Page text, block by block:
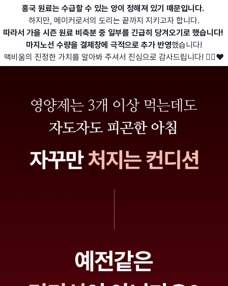
홍국 원료는 수급할 수 있는 양이 정해져 있기 때문입니다.
하지만, 메이커로서의 도리는 끝까지 지키고자 합니다.
따라서 가을 시즌 원료 비축분 중 일부를 긴급히 당겨오기로 했습니다!
마지노선 수량을 결제창에 극적으로 추가 반영했습니다!
맥비움의 진정한 가치를 알아봐 주셔서 진심으로 감사드립니다! 🙇‍♂️❤️